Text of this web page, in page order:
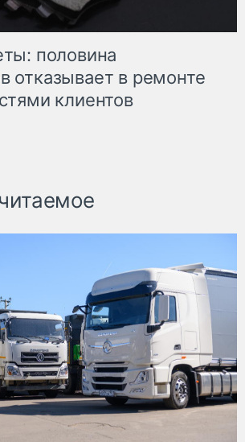
половина
отказывает в ремонте
клиентов